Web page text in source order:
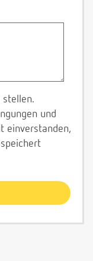
stellen.
und
einverstanden,